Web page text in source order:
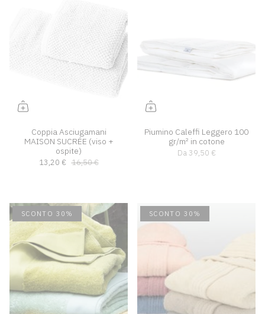
Coppia Asciugamani
MAISON SUCRÉE (viso +
ospite)
13,20 € 16,50 €
Piumino Caleffi Leggero 100
gr/m² in cotone
Da 39,50 €
SCONTO 30% SCONTO 30%